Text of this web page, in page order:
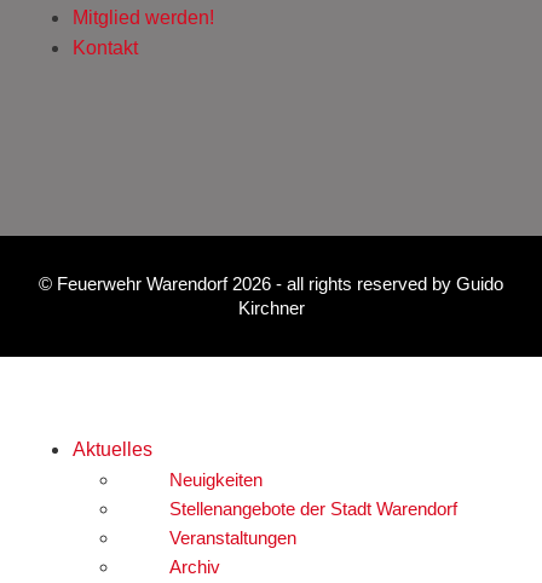
Mitglied werden!
Kontakt
© Feuerwehr Warendorf 2026 - all rights reserved by Guido
Kirchner
Aktuelles
Neuigkeiten
Stellenangebote der Stadt Warendorf
Veranstaltungen
Archiv